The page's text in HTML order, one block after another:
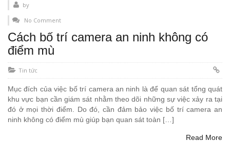
by
No Comment
Cách bố trí camera an ninh không có
điểm mù
Tin tức
Mục đích của việc bố trí camera an ninh là để quan sát tổng quát
khu vực bạn cần giám sát nhằm theo dõi những sự việc xảy ra tại
đó ở mọi thời điểm. Do đó, cần đảm bảo việc bố trí camera an
ninh không có điểm mù giúp bạn quan sát toàn […]
Read More